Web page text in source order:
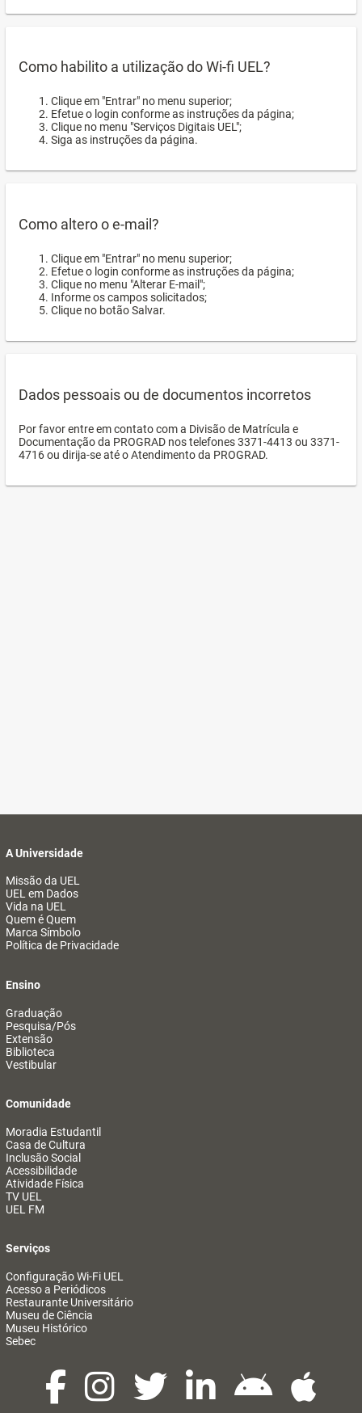
Como habilito a utilização do Wi-fi UEL?
Clique em "Entrar" no menu superior;
Efetue o login conforme as instruções da página;
Clique no menu "Serviços Digitais UEL";
Siga as instruções da página.
Como altero o e-mail?
Clique em "Entrar" no menu superior;
Efetue o login conforme as instruções da página;
Clique no menu "Alterar E-mail";
Informe os campos solicitados;
Clique no botão Salvar.
Dados pessoais ou de documentos incorretos
Por favor entre em contato com a Divisão de Matrícula e
Documentação da PROGRAD nos telefones 3371-4413 ou 3371-
4716 ou dirija-se até o Atendimento da PROGRAD.
A Universidade
Missão da UEL
UEL em Dados
Vida na UEL
Quem é Quem
Marca Símbolo
Política de Privacidade
Ensino
Graduação
Pesquisa/Pós
Extensão
Biblioteca
Vestibular
Comunidade
Moradia Estudantil
Casa de Cultura
Inclusão Social
Acessibilidade
Atividade Física
TV UEL
UEL FM
Serviços
Configuração Wi-Fi UEL
Acesso a Periódicos
Restaurante Universitário
Museu de Ciência
Museu Histórico
Sebec